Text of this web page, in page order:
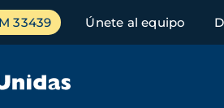
33439 Únete al equipo